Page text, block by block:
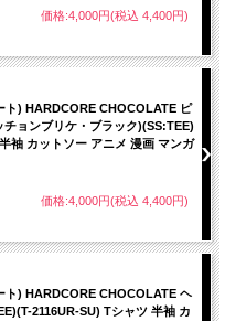
価格:4,000円(税込 4,400円)
ト) HARDCORE CHOCOLATE ピ
チョンブリケ・ブラック)(SS:TEE)
袖 カットソー アニメ 漫画 マンガ
価格:4,000円(税込 4,400円)
ト) HARDCORE CHOCOLATE ヘ
2116UR-SU) Tシャツ 半袖 カ